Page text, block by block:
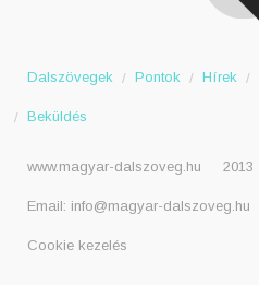
Dalszövegek Pontok Hírek
Beküldés
www.magyar-dalszoveg.hu 2013
Email: info@magyar-dalszoveg.hu
Cookie kezelés